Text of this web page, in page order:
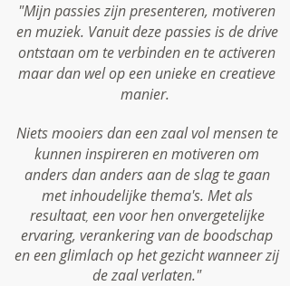
"Mijn passies zijn presenteren, motiveren
en muziek. Vanuit deze passies is de drive
ontstaan om te verbinden en te activeren
maar dan wel op een unieke en creatieve
manier.
Niets mooiers dan een zaal vol mensen te
kunnen inspireren en motiveren om
anders dan andersaan de slag te gaan
met inhoudelijke thema's. Met als
resultaat, een voor hen onvergetelijke
ervaring, verankering van de boodschap
en een glimlach op het gezicht wanneer zij
de zaal verlaten."